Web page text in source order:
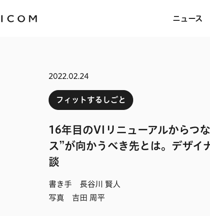
ニュース
2022.02.24
フィットするしごと
16年目のVIリニューアルからつ
ス”が向かうべき先とは。デザ
談
書き手 長谷川 賢人
写真 吉田 周平